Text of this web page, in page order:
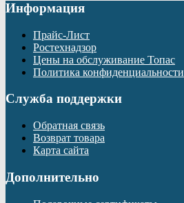
Информация
Прайс-Лист
Ростехнадзор
Цены на обслуживание Топас
Политика конфиденциальности
Служба поддержки
Обратная связь
Возврат товара
Карта сайта
Дополнительно